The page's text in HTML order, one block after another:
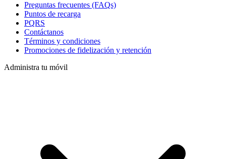
Preguntas frecuentes (FAQs)
Puntos de recarga
PQRS
Contáctanos
Términos y condiciones
Promociones de fidelización y retención
Administra tu móvil